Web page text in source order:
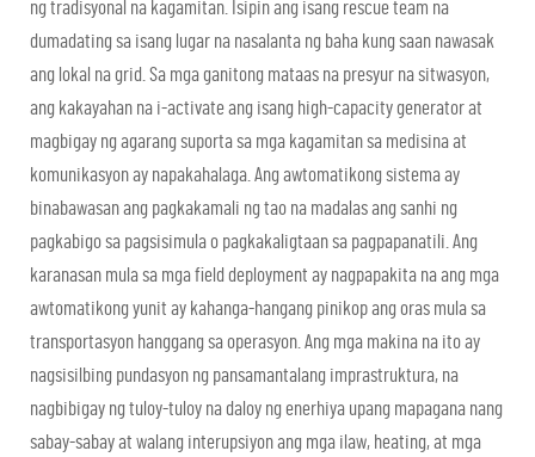
ng tradisyonal na kagamitan. Isipin ang isang rescue team na
dumadating sa isang lugar na nasalanta ng baha kung saan nawasak
ang lokal na grid. Sa mga ganitong mataas na presyur na sitwasyon,
ang kakayahan na i-activate ang isang high-capacity generator at
magbigay ng agarang suporta sa mga kagamitan sa medisina at
komunikasyon ay napakahalaga. Ang awtomatikong sistema ay
binabawasan ang pagkakamali ng tao na madalas ang sanhi ng
pagkabigo sa pagsisimula o pagkakaligtaan sa pagpapanatili. Ang
karanasan mula sa mga field deployment ay nagpapakita na ang mga
awtomatikong yunit ay kahanga-hangang pinikop ang oras mula sa
transportasyon hanggang sa operasyon. Ang mga makina na ito ay
nagsisilbing pundasyon ng pansamantalang imprastruktura, na
nagbibigay ng tuloy-tuloy na daloy ng enerhiya upang mapagana nang
sabay-sabay at walang interupsiyon ang mga ilaw, heating, at mga